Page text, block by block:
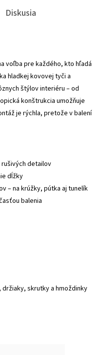
Diskusia
voľba pre každého, kto hľadá
hladkej kovovej tyči a
štýlov interiéru – od
konštrukcia umožňuje
je rýchla, pretože v balení
detailov
dĺžky
– na krúžky, pútka aj tunelík
balenia
skrutky a hmoždinky